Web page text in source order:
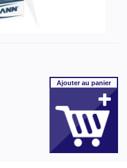
Ajouterau panier